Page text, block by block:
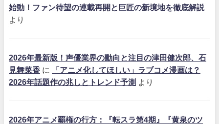
始動！ファン待望の連載再開と巨匠の新境地を徹底解説
より
2026年最新版！声優業界の動向と注目の津田健次郎、石
見舞菜香 に
「アニメ化してほしい」ラブコメ漫画は？
2026年話題作の兆しとトレンド予測
より
2026年アニメ覇権の行方：『転スラ第4期』『黄泉のツ